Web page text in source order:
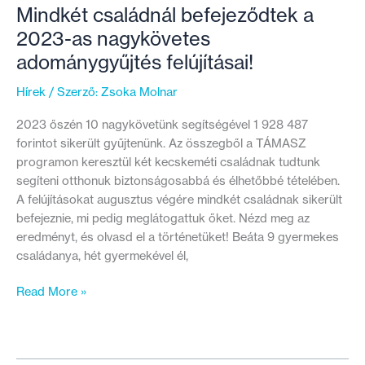
Mindkét családnál befejeződtek a
2023-as nagykövetes
adománygyűjtés felújításai!
Hírek / Szerző: Zsoka Molnar
2023 őszén 10 nagykövetünk segítségével 1 928 487
forintot sikerült gyűjtenünk. Az összegből a TÁMASZ
programon keresztül két kecskeméti családnak tudtunk
segíteni otthonuk biztonságosabbá és élhetőbbé tételében.
A felújításokat augusztus végére mindkét családnak sikerült
befejeznie, mi pedig meglátogattuk őket. Nézd meg az
eredményt, és olvasd el a történetüket! Beáta 9 gyermekes
családanya, hét gyermekével él,
Mindkét
Read More »